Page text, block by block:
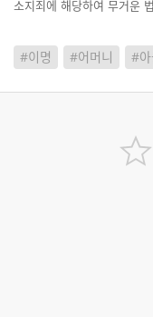
소지죄에 해당하여 무거운
#이명 #어머니 #아